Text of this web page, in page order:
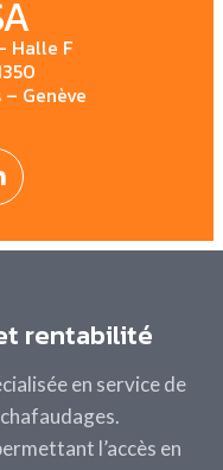
Halle F
– Genève
rentabilité
en service de
l’accès en